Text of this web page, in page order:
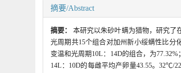
摘要/Abstract
摘要：本研究以朱砂叶螨为猎物，研究
光周期共15个组合对加州新小绥螨性比
变温和光周期10L：14D的组合，为
14L：10D的每雌平均产卵量43.55。32℃/